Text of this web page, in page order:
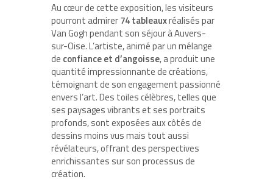
Au cœur de cette exposition, les visiteurs
pourront admirer74 tableauxréalisés par
Van Gogh pendant son séjour à Auvers-
sur-Oise. L’artiste, animé par un mélange
de confiance et d’angoisse, a produit une
quantité impressionnante de créations,
témoignant de son engagement passionné
envers l’art. Des toiles célèbres, telles que
ses paysages vibrants et ses portraits
profonds, sont exposées aux côtés de
dessins moins vus mais tout aussi
révélateurs, offrant des perspectives
enrichissantes sur son processus de
création.